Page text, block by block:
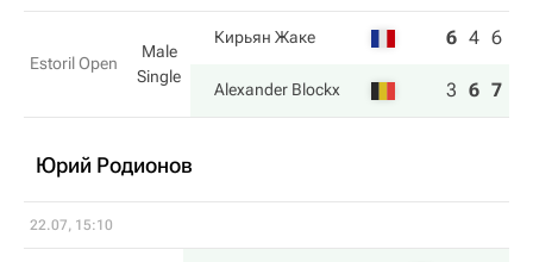
Estoril Open
Male
Single
Кирьян Жаке 6 4 6
Alexander Blockx 3 6 7
Юрий Родионов
22.07, 15:10